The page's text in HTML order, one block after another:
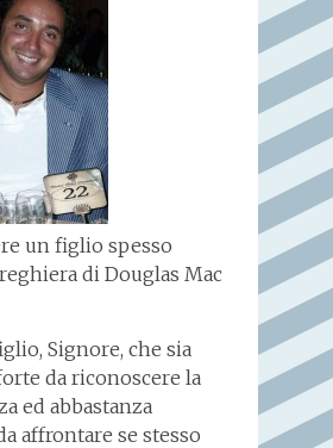
un figlio spesso
di Douglas Mac
Signore, che sia
da riconoscere la
ed abbastanza
affrontare se stesso